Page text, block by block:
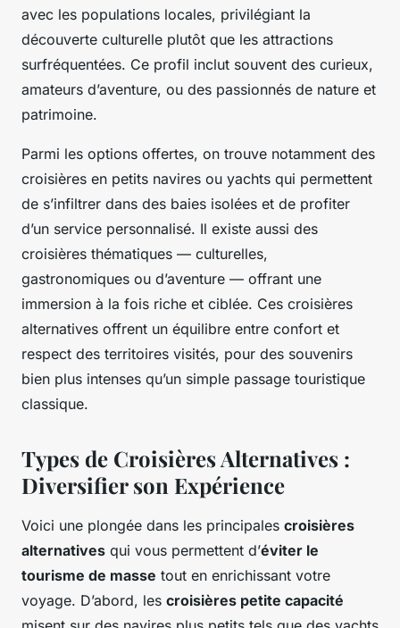
avec les populations locales, privilégiant la
découverte culturelle plutôt que les attractions
surfréquentées. Ce profil inclut souvent des curieux,
amateurs d’aventure, ou des passionnés de nature et
patrimoine.
Parmi les options offertes, on trouve notamment des
croisières en petits navires ou yachts qui permettent
de s’infiltrer dans des baies isolées et de profiter
d’un service personnalisé. Il existe aussi des
croisières thématiques — culturelles,
gastronomiques ou d’aventure — offrant une
immersion à la fois riche et ciblée. Ces croisières
alternatives offrent un équilibre entre confort et
respect des territoires visités, pour des souvenirs
bien plus intenses qu’un simple passage touristique
classique.
Types de Croisières Alternatives :
Diversifier son Expérience
Voici une plongée dans les principales croisières
alternatives qui vous permettent d’éviter le
tourisme de masse tout en enrichissant votre
voyage. D’abord, les croisières petite capacité